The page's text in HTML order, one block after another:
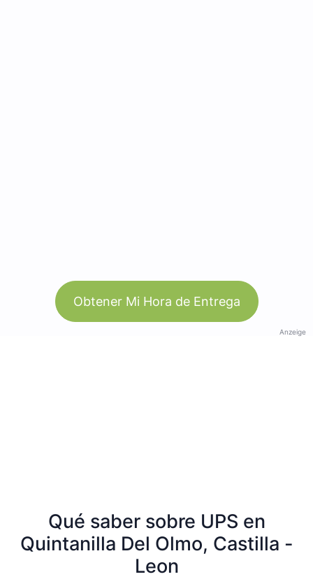
Obtener Mi Hora de Entrega
Anzeige
Qué saber sobre UPS en
Quintanilla Del Olmo, Castilla -
Leon